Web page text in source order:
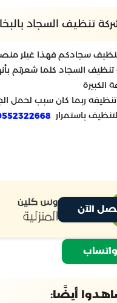
تنظيف السجاد
تنظيف سجادكم فهذا غيلر
تنظيف السجاد كلما شعرتم
الكبيرة
ربما كان سبب لحمل
باستمرار
شاهدوا أيضًا: